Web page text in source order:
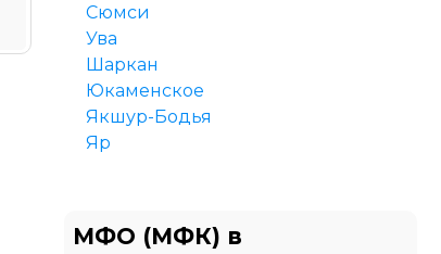
Сюмси
Ува
Шаркан
Юкаменское
Якшур-Бодья
Яр
МФО (МФК) в